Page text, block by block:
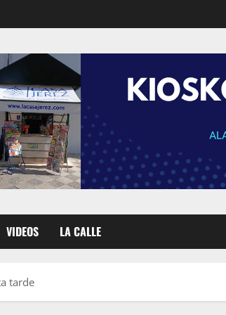
VIDEOS LA CALLE
tarde